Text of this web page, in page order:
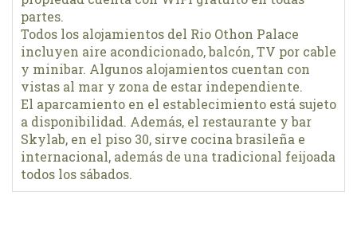
partes.
Todos los alojamientos del Rio Othon Palace
incluyen aire acondicionado, balcón, TV por cable
y minibar. Algunos alojamientos cuentan con
vistas al mar y zona de estar independiente.
El aparcamiento en el establecimiento está sujeto
a disponibilidad. Además, el restaurante y bar
Skylab, en el piso 30, sirve cocina brasileña e
internacional, además de una tradicional feijoada
todos los sábados.